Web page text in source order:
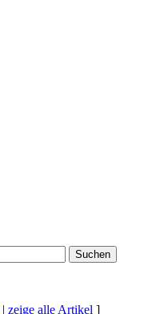
| zeige alle Artikel ]